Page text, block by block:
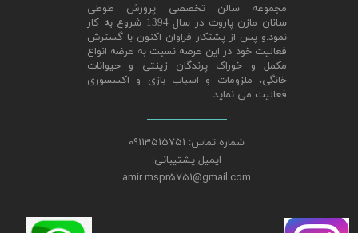
مجموعه سالن تخصصی پرورش طوطی
سانان مازن پاروت در سال 1394 شروع به کار
نمود.و پس از پشتکار فراوان اکنون با گسترش
فعالیت خود در این عرصه نسبت به عرضه انواع
مکمل و خوراک پرندگان زینتی و حیوانات
خانگی، ملزومات و اسباب بازی و اکسسوری
فعالیت می نماید.
شماره تماس: 09113515751
ایمیل پشتیبانی:
amir.mspr5751@gmail.com